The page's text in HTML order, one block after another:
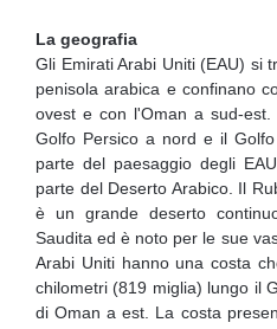
La geografia
Gli Emirati Arabi Uniti (EAU) si
penisola arabica e confinano
ovest e con l'Oman a sud-
Golfo Persico a nord e il
parte del paesaggio degli
parte del Deserto Arabico. Il
è un grande deserto
Saudita ed è noto per le sue
Arabi Uniti hanno una costa
chilometri (819 miglia) lungo il
di Oman a est. La costa